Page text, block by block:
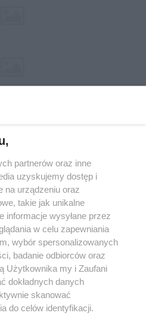
nie może być powielany i
w jakikolwiek sposób (w
na jakimkolwiek polu
włącznie z umieszczaniem w
praw. Jakiekolwiek użycie lub
lub w części z naruszeniem prawa,
pod groźbą kary i może być
partnerów oraz inne
uzyskujemy dostęp i
na urządzeniu oraz
takie jak unikalne
informacje wysyłane przez
w celu zapewniania
wybór spersonalizowanych
badanie odbiorców oraz
Użytkownika my i Zaufani
dokładnych danych
skanować
do celów identyfikacji.